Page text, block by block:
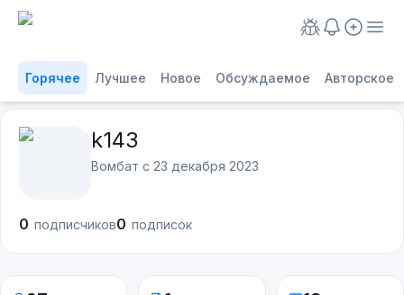
Горячее Лучшее Новое Обсуждаемое Авторское
k143
Вомбат с 23 декабря 2023
0 подписчиков0 подписок